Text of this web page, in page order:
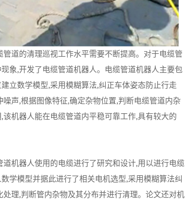
道的清理巡视工作水平需要不断提高。对于电缆管
象,开发了电缆管道机器人。电缆管道机器人主要包
立数学模型,采用模糊算法,纠正车体姿态防止行走
声,根据图像特征,确定杂物位置,判断电缆管道内杂
机器人能在电缆管道内平稳可靠工作,具有较大的
机器人使用的电缆进行了研究和设计,用以进行电缆
学模型并据此进行了相关电机选型,采用模糊算法纠
理,判断管内杂物及其分布并进行清理。论文还对机